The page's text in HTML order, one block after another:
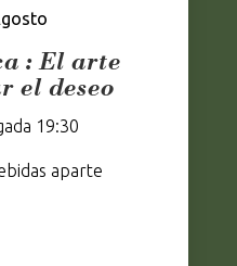
:El arte
el deseo
19:30
aparte